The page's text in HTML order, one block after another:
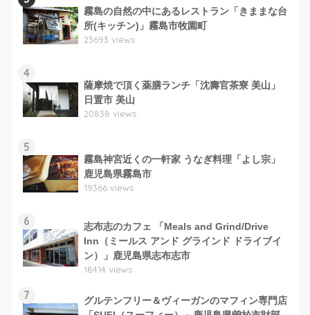
霧島の自然の中にあるレストラン「きままな台
所(キッチン)」霧島市牧園町
23693 views
4
薩摩焼で頂く薬膳ランチ「沈壽官茶寮 美山」
日置市 美山
20838 views
5
霧島神宮近くの一軒家 うなぎ料理「よし宗」
鹿児島県霧島市
19366 views
6
志布志のカフェ 「Meals and Grind/Drive
Inn（ミールス アンド グラインド ドライブイ
ン）」鹿児島県志布志市
18414 views
7
グルテンフリー＆ヴィーガンのマフィン専門店